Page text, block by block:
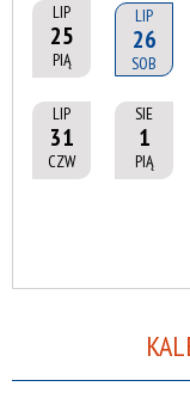
LIP
25
PIĄ
LIP
26
SOB
LIP
31
CZW
SIE
1
PIĄ